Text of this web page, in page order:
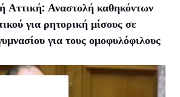
Αττική: Αναστολή καθηκόντων
για ρητορική μίσους σε
για τους ομοφυλόφιλους